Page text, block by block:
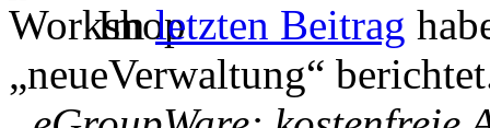
Imletzten Beitrag
„neueVerwaltung“